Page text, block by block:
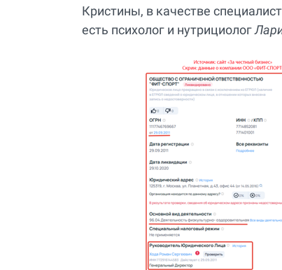
Кристины, в качестве
есть психолог и нутрициолог